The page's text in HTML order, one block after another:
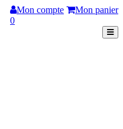
Mon compte
Mon panier
0